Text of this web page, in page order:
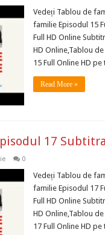
Vedeți Tablou de
familie Episodul 15
Full HD Online
HD Online,Tablou
15 Full Online HD
Read More »
17
0
Vedeți Tablou de
familie Episodul 17
Full HD Online
HD Online,Tablou
17 Full Online HD